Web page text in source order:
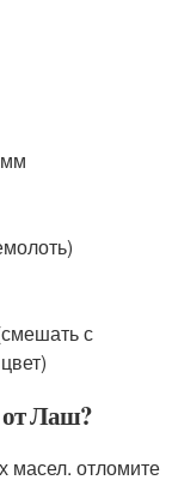
с
от Лаш?
отломите